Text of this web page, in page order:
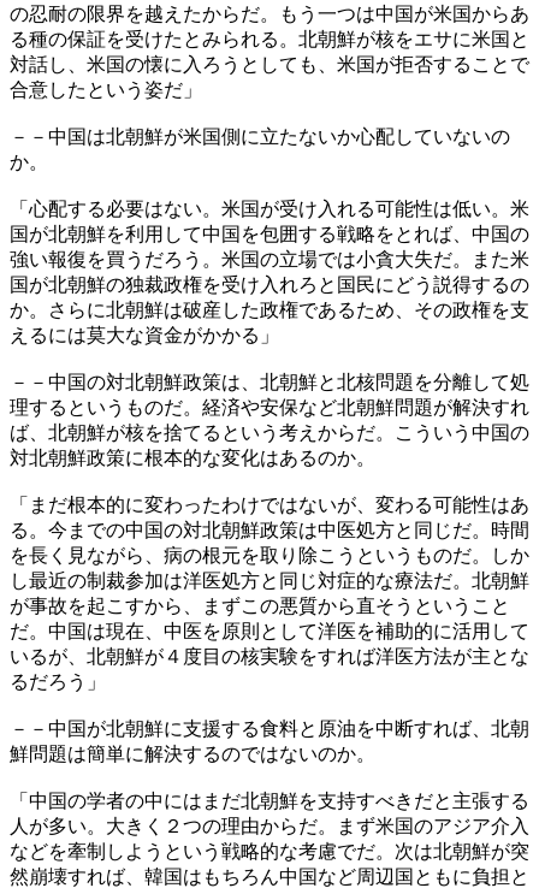
の忍耐の限界を越えたからだ。もう一つは中国が米国からあ
る種の保証を受けたとみられる。北朝鮮が核をエサに米国と
対話し、米国の懐に入ろうとしても、米国が拒否することで
合意したという姿だ」
－－中国は北朝鮮が米国側に立たないか心配していないの
か。
「心配する必要はない。米国が受け入れる可能性は低い。米
国が北朝鮮を利用して中国を包囲する戦略をとれば、中国の
強い報復を買うだろう。米国の立場では小貪大失だ。また米
国が北朝鮮の独裁政権を受け入れろと国民にどう説得するの
か。さらに北朝鮮は破産した政権であるため、その政権を支
えるには莫大な資金がかかる」
－－中国の対北朝鮮政策は、北朝鮮と北核問題を分離して処
理するというものだ。経済や安保など北朝鮮問題が解決すれ
ば、北朝鮮が核を捨てるという考えからだ。こういう中国の
対北朝鮮政策に根本的な変化はあるのか。
「まだ根本的に変わったわけではないが、変わる可能性はあ
る。今までの中国の対北朝鮮政策は中医処方と同じだ。時間
を長く見ながら、病の根元を取り除こうというものだ。しか
し最近の制裁参加は洋医処方と同じ対症的な療法だ。北朝鮮
が事故を起こすから、まずこの悪質から直そうということ
だ。中国は現在、中医を原則として洋医を補助的に活用して
いるが、北朝鮮が４度目の核実験をすれば洋医方法が主とな
るだろう」
－－中国が北朝鮮に支援する食料と原油を中断すれば、北朝
鮮問題は簡単に解決するのではないのか。
「中国の学者の中にはまだ北朝鮮を支持すべきだと主張する
人が多い。大きく２つの理由からだ。まず米国のアジア介入
などを牽制しようという戦略的な考慮でだ。次は北朝鮮が突
然崩壊すれば、韓国はもちろん中国など周辺国ともに負担と